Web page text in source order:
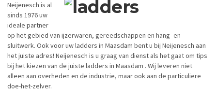
Neijenesch is al
sinds 1976 uw
ideale partner
op het gebied van ijzerwaren, gereedschappen en hang- en
sluitwerk. Ook voor uw ladders in Maasdam bent u bij Neijenesch aan
het juiste adres! Neijenesch is u graag van dienst als het gaat om tips
bij het kiezen van de juiste ladders in Maasdam . Wij leveren niet
alleen aan overheden en de industrie, maar ook aan de particuliere
doe-het-zelver.